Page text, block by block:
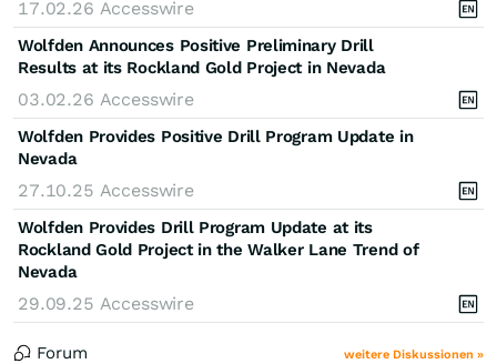
17.02.26 Accesswire
Wolfden Announces Positive Preliminary Drill
Results at its Rockland Gold Project in Nevada
03.02.26 Accesswire
Wolfden Provides Positive Drill Program Update in
Nevada
27.10.25 Accesswire
Wolfden Provides Drill Program Update at its
Rockland Gold Project in the Walker Lane Trend of
Nevada
29.09.25 Accesswire
Forum weitere Diskussionen »